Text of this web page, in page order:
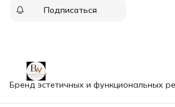
Подписаться
Бренд эстетичных и функциональных